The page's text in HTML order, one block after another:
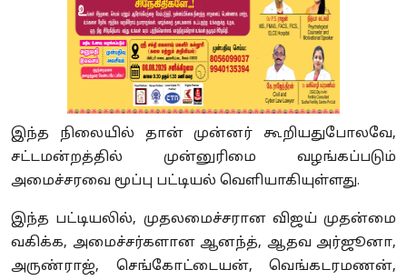
இந்த நிலையில் தான் முன்னர் கூறியதுபோலவே,
சட்டமன்றத்தில் முன்னுரிமை வழங்கப்படும்
அமைச்சரவை மூப்பு பட்டியல் வெளியாகியுள்ளது.
இந்த பட்டியலில், முதலமைச்சரான விஜய் முதன்மை
வகிக்க, அமைச்சர்களான ஆனந்த், ஆதவ அர்ஜூனா,
அருண்ராஜ், செங்கோட்டையன், வெங்கடரமணன்,